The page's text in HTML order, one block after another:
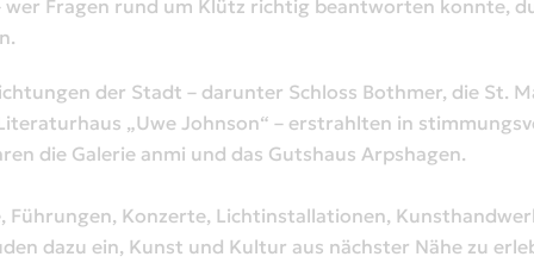
wer Fragen rund um Klütz richtig beantworten konnte,
der Stadt – darunter Schloss Bothmer, die St.
„Uwe Johnson“ – erstrahlten in
die Galerie anmi und das Gutshaus Arpshagen.
Führungen, Konzerte, Lichtinstallationen,
dazu ein, Kunst und Kultur aus nächster Nähe zu